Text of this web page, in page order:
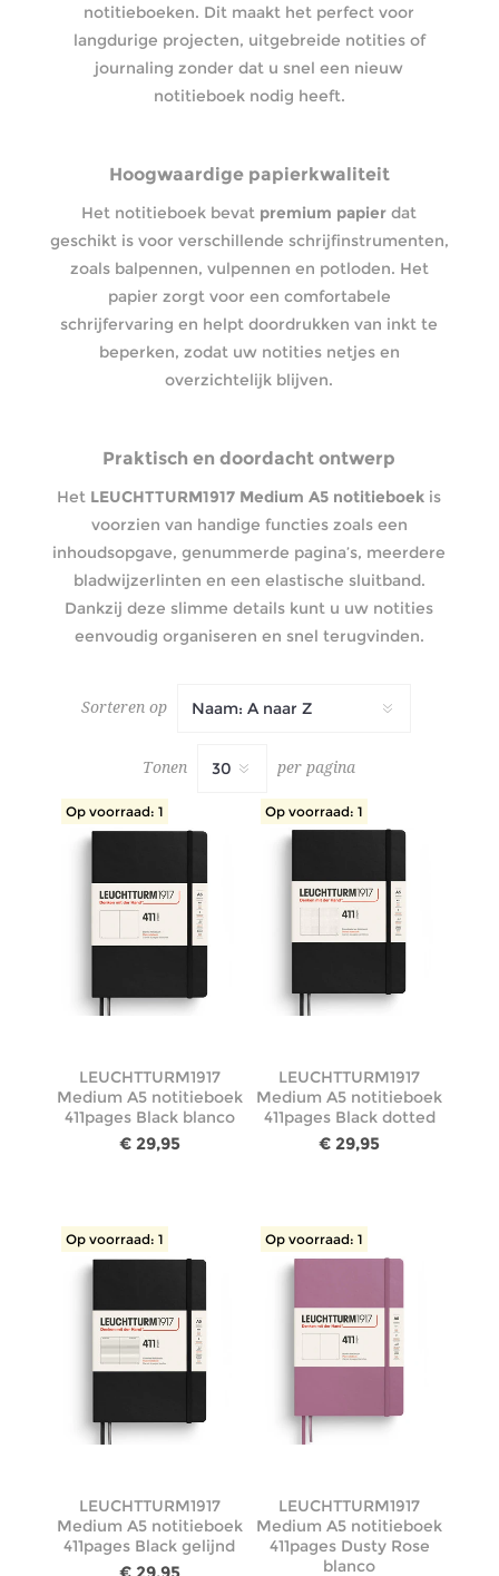
notitieboeken. Dit maakt het perfect voor
langdurige projecten, uitgebreide notities of
journaling zonder dat u snel een nieuw
notitieboek nodig heeft.
Hoogwaardige papierkwaliteit
Het notitieboek bevat premium papier dat
geschikt is voor verschillende schrijfinstrumenten,
zoals balpennen, vulpennen en potloden. Het
papier zorgt voor een comfortabele
schrijfervaring en helpt doordrukken van inkt te
beperken, zodat uw notities netjes en
overzichtelijk blijven.
Praktisch en doordacht ontwerp
Het LEUCHTTURM1917 Medium A5 notitieboek is
voorzien van handige functies zoals een
inhoudsopgave, genummerde pagina’s, meerdere
bladwijzerlinten en een elastische sluitband.
Dankzij deze slimme details kunt u uw notities
eenvoudig organiseren en snel terugvinden.
Sorteren op
Tonen per pagina
Op voorraad: 1
LEUCHTTURM1917
Medium A5 notitieboek
411pages Black blanco
€ 29,95
Op voorraad: 1
LEUCHTTURM1917
Medium A5 notitieboek
411pages Black dotted
€ 29,95
Op voorraad: 1
LEUCHTTURM1917
Medium A5 notitieboek
411pages Black gelijnd
Op voorraad: 1
LEUCHTTURM1917
Medium A5 notitieboek
411pages Dusty Rose
blanco